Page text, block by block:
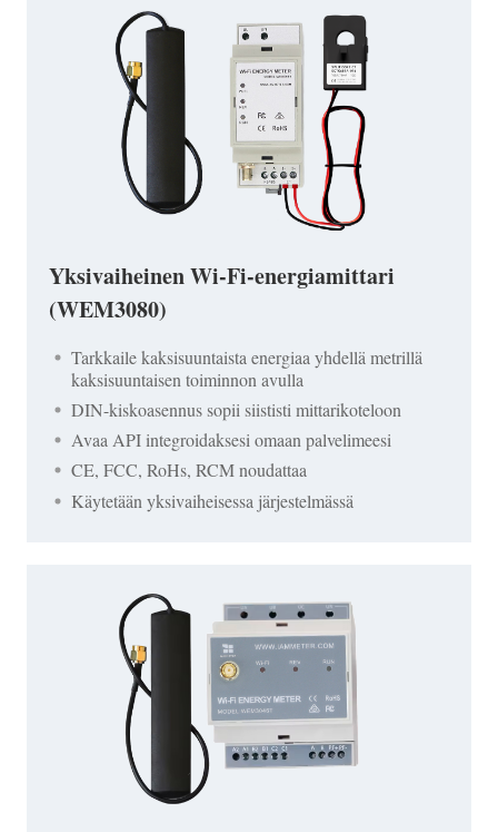
Yksivaiheinen Wi-Fi-energiamittari
(WEM3080)
Tarkkaile kaksisuuntaista energiaa yhdellä metrillä
kaksisuuntaisen toiminnon avulla
DIN-kiskoasennus sopii siististi mittarikoteloon
Avaa API integroidaksesi omaan palvelimeesi
CE, FCC, RoHs, RCM noudattaa
Käytetään yksivaiheisessa järjestelmässä